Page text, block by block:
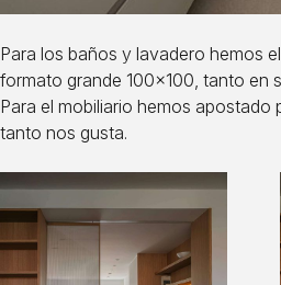
Para los baños y lavadero hemos
formato grande 100×100, tanto en
Para el mobiliario hemos apostado
tanto nos gusta.